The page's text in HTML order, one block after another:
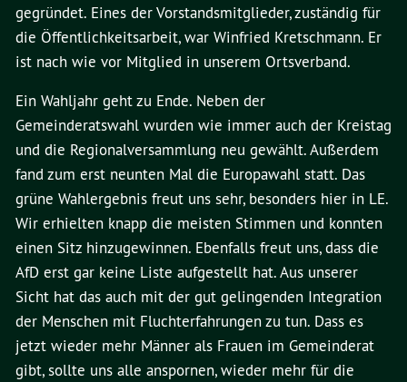
gegründet. Eines der Vorstandsmitglieder, zuständig für
die Öffentlichkeitsarbeit, war Winfried Kretschmann. Er
ist nach wie vor Mitglied in unserem Ortsverband.
Ein Wahljahr geht zu Ende. Neben der
Gemeinderatswahl wurden wie immer auch der Kreistag
und die Regionalversammlung neu gewählt. Außerdem
fand zum erst neunten Mal die Europawahl statt. Das
grüne Wahlergebnis freut uns sehr, besonders hier in LE.
Wir erhielten knapp die meisten Stimmen und konnten
einen Sitz hinzugewinnen. Ebenfalls freut uns, dass die
AfD erst gar keine Liste aufgestellt hat. Aus unserer
Sicht hat das auch mit der gut gelingenden Integration
der Menschen mit Fluchterfahrungen zu tun. Dass es
jetzt wieder mehr Männer als Frauen im Gemeinderat
gibt, sollte uns alle anspornen, wieder mehr für die